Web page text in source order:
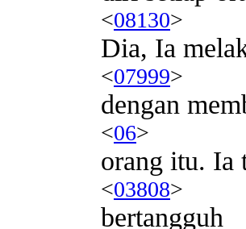
<08130>
Dia, Ia
<07999>
dengan
<06>
orang itu. Ia
<03808>
bertangguh